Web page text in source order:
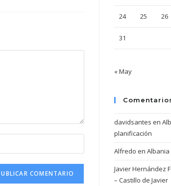
24 25 26
31
« May
davidsantes en
planificación
Alfredo en
Javier Hernández
– Castillo de Javier